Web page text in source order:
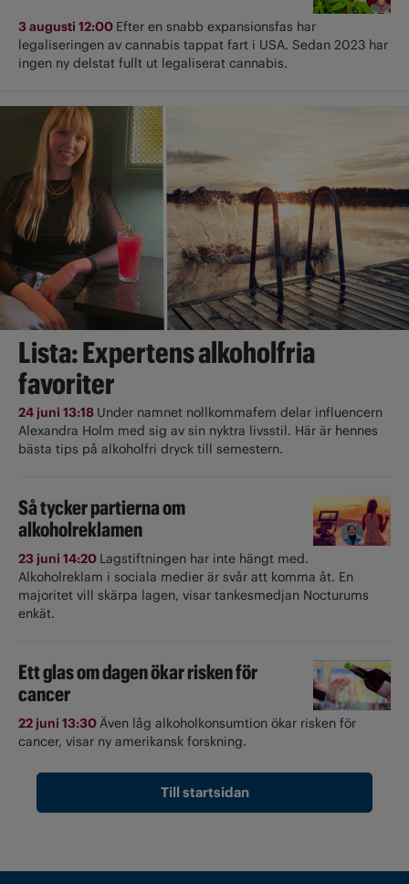
3 augusti 12:00 Efter en snabb expansionsfas har
legaliseringen av cannabis tappat fart i USA. Sedan 2023 har
ingen ny delstat fullt ut ­legaliserat cannabis.
Lista: Expertens alkoholfria
favoriter
24 juni 13:18 Under namnet nollkommafem delar influencern
Alexandra Holm med sig av sin nyktra livsstil. Här är hennes
bästa tips på alkoholfri dryck till semestern.
Så tycker partierna om
alkoholreklamen
23 juni 14:20 Lagstiftningen har inte hängt med.
Alkoholreklam i sociala medier är svår att komma åt. En
majoritet vill skärpa lagen, visar tankesmedjan Nocturums
enkät.
Ett glas om dagen ökar risken för
cancer
22 juni 13:30 Även låg alkoholkonsumtion ökar risken för
cancer, visar ny amerikansk forskning.
Till startsidan